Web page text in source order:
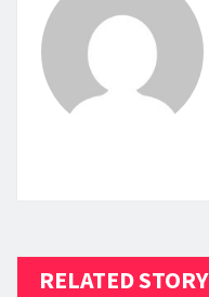
RELATED STORY